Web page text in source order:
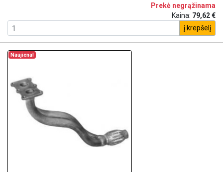
Prekė negrąžinama
Kaina: 79,62 €
į krepšelį
Naujiena!